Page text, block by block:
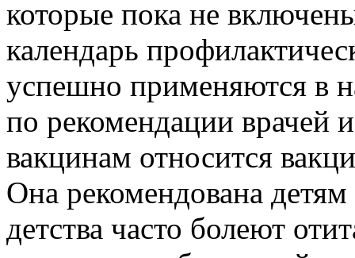
которые пока не
календарь
успешно применяются в
по рекомендации врачей
вакцинам относится
Она рекомендована
детства часто болеют